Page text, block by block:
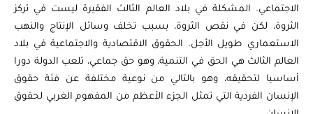
الاجتماعي. المشكلة في بلاد العالم الثالث الفقيرة ليست في تركز
الثروة، لكن في نقص الثروة، بسبب تخلف وسائل الإنتاج والنهب
الاستعماري طويل الأجل. الحقوق الاقتصادية والاجتماعية في بلاد
العالم الثالث هي الحق في التنمية، وهو حق جماعي، تلعب الدولة دورا
أساسيا لتحقيقه، وهو بالتالي من نوعية مختلفة عن فئة حقوق
الإنسان الفردية التي تمثل الجزء الأعظم من المفهوم الغربي لحقوق